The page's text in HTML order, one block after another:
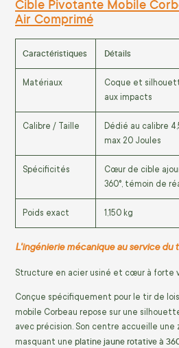
Cible Pivotante Mobile
Air Comprimé
Caractéristiques Détails
Matériaux
Coque et
aux impacts
Calibre / Taille
Dédié au calibre
max 20 Joules
Spécificités
Cœur de cible
360°, témoin de
Poids exact 1,150 kg
L'ingénierie mécanique au service du
Structure en acier usiné et cœur à forte
Conçue spécifiquement pour le tir de
mobile Corbeau repose sur une
avec précision. Son centre accueille
masquant une platine jaune rotative à